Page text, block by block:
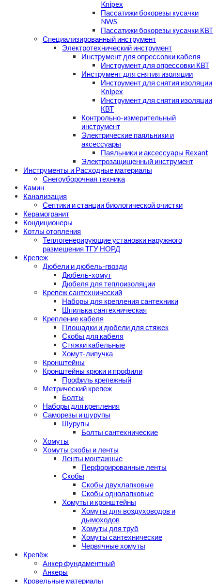
Knipex
Пассатижи бокорезы кусачки
NWS
Пассатижи бокорезы кусачки КВТ
Специализированный инструмент
Электротехнический инструмент
Инструмент для опрессовки кабеля
Инструмент для опрессовки КВТ
Инструмент для снятия изоляции
Инструмент для снятия изоляции
Knipex
Инструмент для снятия изоляции
КВТ
Контрольно-измерительный
инструмент
Электрические паяльники и
аксессуары
Паяльники и аксессуары Rexant
Электрозащищенный инструмент
Инструменты и Расходные материалы
Снегоуборочная техника
Камин
Канализация
Септики и станции биологической очистки
Керамогранит
Кондиционеры
Котлы отопления
Теплогенерирующие установки наружного
размещения ТГУ НОРД
Крепеж
Дюбели и дюбель-гвозди
Дюбель-хомут
Дюбеля для теплоизоляции
Крепеж сантехнический
Наборы для крепления сантехники
Шпилька сантехническая
Крепление кабеля
Площадки и дюбели для стяжек
Скобы для кабеля
Стяжки кабельные
Хомут-липучка
Кронштейны
Кронштейны крюки и профили
Профиль крепежный
Метрический крепеж
Болты
Наборы для крепления
Саморезы и шурупы
Шурупы
Болты сантехнические
Хомуты
Хомуты скобы и ленты
Ленты монтажные
Перфорированные ленты
Скобы
Скобы двухлапковые
Скобы однолапковые
Хомуты и кронштейны
Хомуты для воздуховодов и
дымоходов
Хомуты для труб
Хомуты сантехнические
Червячные хомуты
Крепёж
Анкер фундаментный
Анкеры
Кровельные материалы